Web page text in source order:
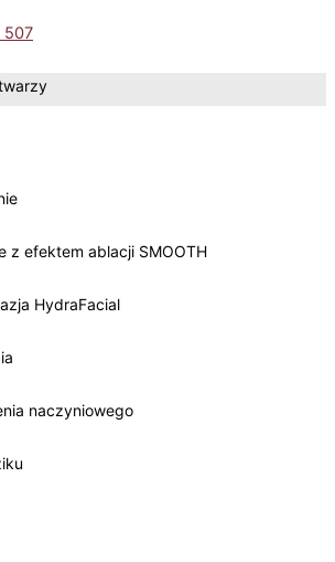
507
z efektem ablacji SMOOTH
HydraFacial
naczyniowego